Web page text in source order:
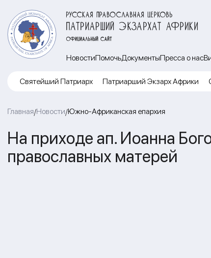
РУССКАЯ ПРАВОСЛАВНАЯ ЦЕРКОВЬ
ПАТРИАРШИЙ ЭКЗАРХАТ АФРИКИ
ОФИЦИАЛЬНЫЙ САЙТ
НовостиПомочьДокументыПресса о нас
Cвятейший Патриарх Патриарший Экзарх Африки
Главная/Новости/Южно-Африканская епархия
На приходе ап. Иоанна
православных матерей